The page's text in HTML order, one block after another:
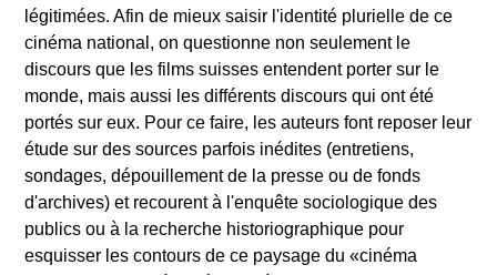
légitimées. Afin de mieux saisir l'identité plurielle de ce
cinéma national, on questionne non seulement le
discours que les films suisses entendent porter sur le
monde, mais aussi les différents discours qui ont été
portés sur eux. Pour ce faire, les auteurs font reposer leur
étude sur des sources parfois inédites (entretiens,
sondages, dépouillement de la presse ou de fonds
d'archives) et recourent à l'enquête sociologique des
publics ou à la recherche historiographique pour
esquisser les contours de ce paysage du «cinéma